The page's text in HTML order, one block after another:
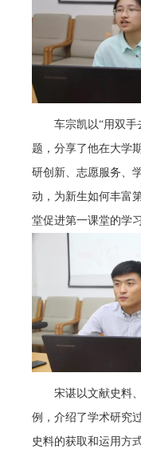
车宗凯以“用双手
题，分享了他在大学
研创新、志愿服务、
动，为新生如何丰富
堂促进第一课堂的学
宋谌以文献史料
例，介绍了学术研究
史料的获取和运用方